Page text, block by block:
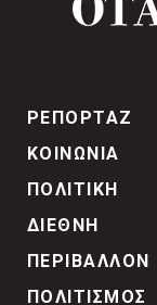
ΡΕΠΟΡΤΑΖ
ΚΟΙΝΩΝΙΑ
ΠΟΛΙΤΙΚΗ
ΔΙΕΘΝΗ
ΠΕΡΙΒΑΛΛΟΝ
ΠΟΛΙΤΙΣΜΟΣ